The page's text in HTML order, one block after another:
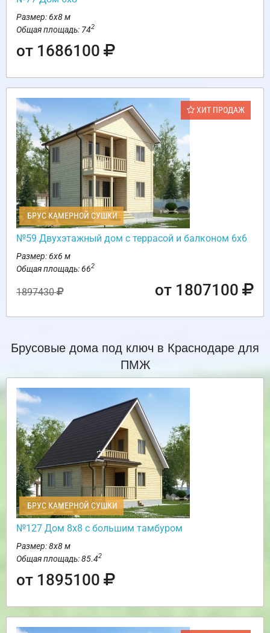
Размер: 6х8 м
Общая площадь: 742
от 1686100
ХИТ ПРОДАЖ
БРУС КАМЕРНОЙ СУШКИ
№59 Двухэтажный дом с террасой и балконом 6х6
Размер: 6х6 м
Общая площадь: 662
1897430 от 1807100
Брусовые дома под ключ в Краснодаре для
ПМЖ
БРУС КАМЕРНОЙ СУШКИ
№127 Дом 8х8 с большим тамбуром
Размер: 8х8 м
Общая площадь: 85.42
от 1895100